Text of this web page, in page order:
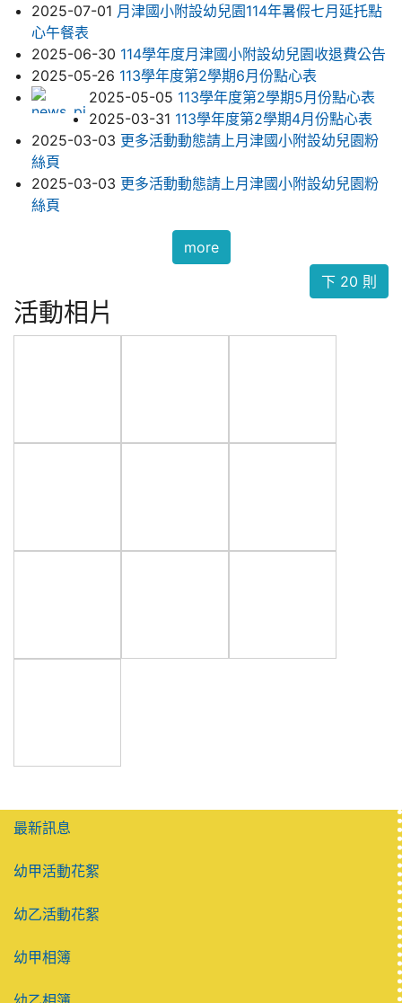
2025-07-01 月津國小附設幼兒園114年暑假七月延托點
心午餐表
2025-06-30 114學年度月津國小附設幼兒園收退費公告
2025-05-26 113學年度第2學期6月份點心表
2025-05-05 113學年度第2學期5月份點心表
2025-03-31 113學年度第2學期4月份點心表
2025-03-03 更多活動動態請上月津國小附設幼兒園粉
絲頁
2025-03-03 更多活動動態請上月津國小附設幼兒園粉
絲頁
more
下 20 則
活動相片
最新訊息
幼甲活動花絮
幼乙活動花絮
幼甲相簿